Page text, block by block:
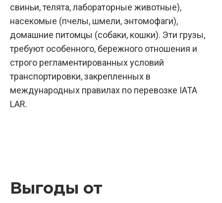
свиньи, телята, лабораторные животные),
насекомые (пчелы, шмели, энтомофаги),
домашние питомцы (собаки, кошки). Эти грузы,
требуют особенного, бережного отношения и
строго регламентированных условий
транспортировки, закрепленных в
международных правилах по перевозке IATA
LAR.
Выгоды от